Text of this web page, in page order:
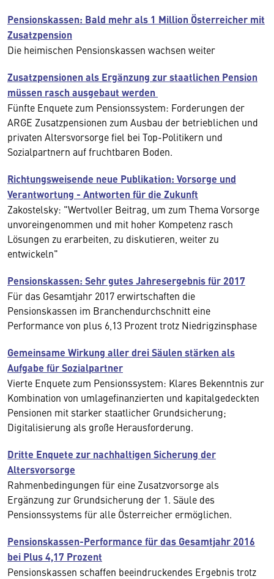
Pensionskassen: Bald mehr als 1 Million Österreicher mit
Zusatzpension
Die heimischen Pensionskassen wachsen weiter
Zusatzpensionen als Ergänzung zur staatlichen Pension
müssen rasch ausgebaut werden
Fünfte Enquete zum Pensionssystem: Forderungen der
ARGE Zusatzpensionen zum Ausbau der betrieblichen und
privaten Altersvorsorge fiel bei Top-Politikern und
Sozialpartnern auf fruchtbaren Boden.
Richtungsweisende neue Publikation: Vorsorge und
Verantwortung - Antworten für die Zukunft
Zakostelsky: "Wertvoller Beitrag, um zum Thema Vorsorge
unvoreingenommen und mit hoher Kompetenz rasch
Lösungen zu erarbeiten, zu diskutieren, weiter zu
entwickeln"
Pensionskassen: Sehr gutes Jahresergebnis für 2017
Für das Gesamtjahr 2017 erwirtschaften die
Pensionskassen im Branchendurchschnitt eine
Performance von plus 6,13 Prozent trotz Niedrigzinsphase
Gemeinsame Wirkung aller drei Säulen stärken als
Aufgabe für Sozialpartner
Vierte Enquete zum Pensionssystem: Klares Bekenntnis zur
Kombination von umlagefinanzierten und kapitalgedeckten
Pensionen mit starker staatlicher Grundsicherung;
Digitalisierung als große Herausforderung.
Dritte Enquete zur nachhaltigen Sicherung der
Altersvorsorge
Rahmenbedingungen für eine Zusatzvorsorge als
Ergänzung zur Grundsicherung der 1. Säule des
Pensionssystems für alle Österreicher ermöglichen.
Pensionskassen-Performance für das Gesamtjahr 2016
bei Plus 4,17 Prozent
Pensionskassen schaffen beeindruckendes Ergebnis trotz